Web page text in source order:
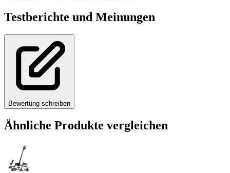
Testberichte und Meinungen
Bewertung schreiben
Ähnliche Produkte vergleichen